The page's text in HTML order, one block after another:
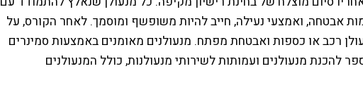
אבטחה, ואמצעי נעילה, חייב להיות משופשף ומוסמך. לאחר הקורס, על
רכב או כספות ואבטחת מפתח. מנעולנים מאומנים באמצעות סמינרים
להכנת מנעולנים ועמותות לשירותי מנעולנות, כולל המנעולנים